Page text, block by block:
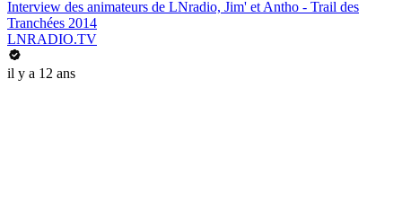
Interview des animateurs de LNradio, Jim' et Antho - Trail des
Tranchées 2014
LNRADIO.TV
il y a 12 ans